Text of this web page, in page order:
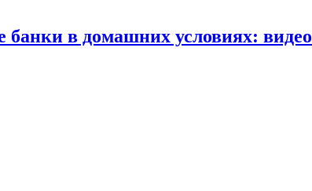
банки в домашних условиях: видео